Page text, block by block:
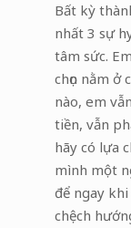
Bất kỳ
nhất 3 sự
tâm sức.
chọn nằm ở
nào, em
tiền, vẫn
hãy có lựa
mình một
để ngay
chệch